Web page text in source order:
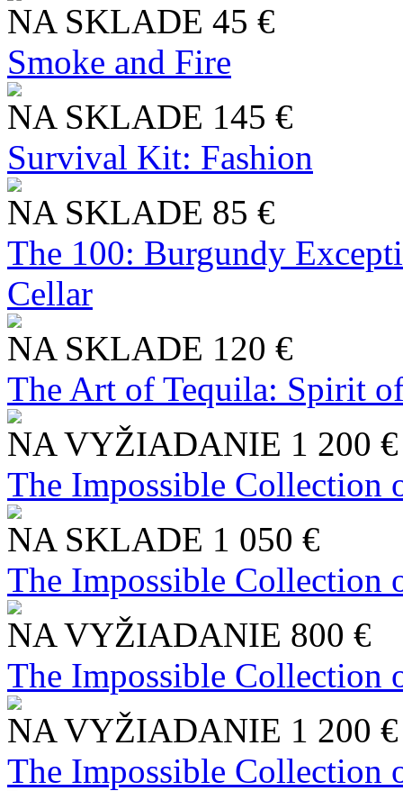
NA SKLADE 45 €
Smoke and Fire
NA SKLADE 145 €
Survival Kit: Fashion
NA SKLADE 85 €
The 100: Burgundy
Cellar
NA SKLADE 120 €
The Art of Tequila: Spirit
NA VYŽIADANIE 1 200 €
The Impossible Collection
NA SKLADE 1 050 €
The Impossible Collection
NA VYŽIADANIE 800 €
The Impossible Collection
NA VYŽIADANIE 1 200 €
The Impossible Collection